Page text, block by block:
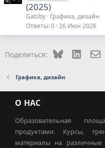
(2025)
Gatsby Графика, дизайн
Ответы 0 26 Июн 2026
Поделиться: Bluesky LinkedIn
Графика, дизайн
О НАС
Образовательная
продуктами. Курсы,
материалы на различные